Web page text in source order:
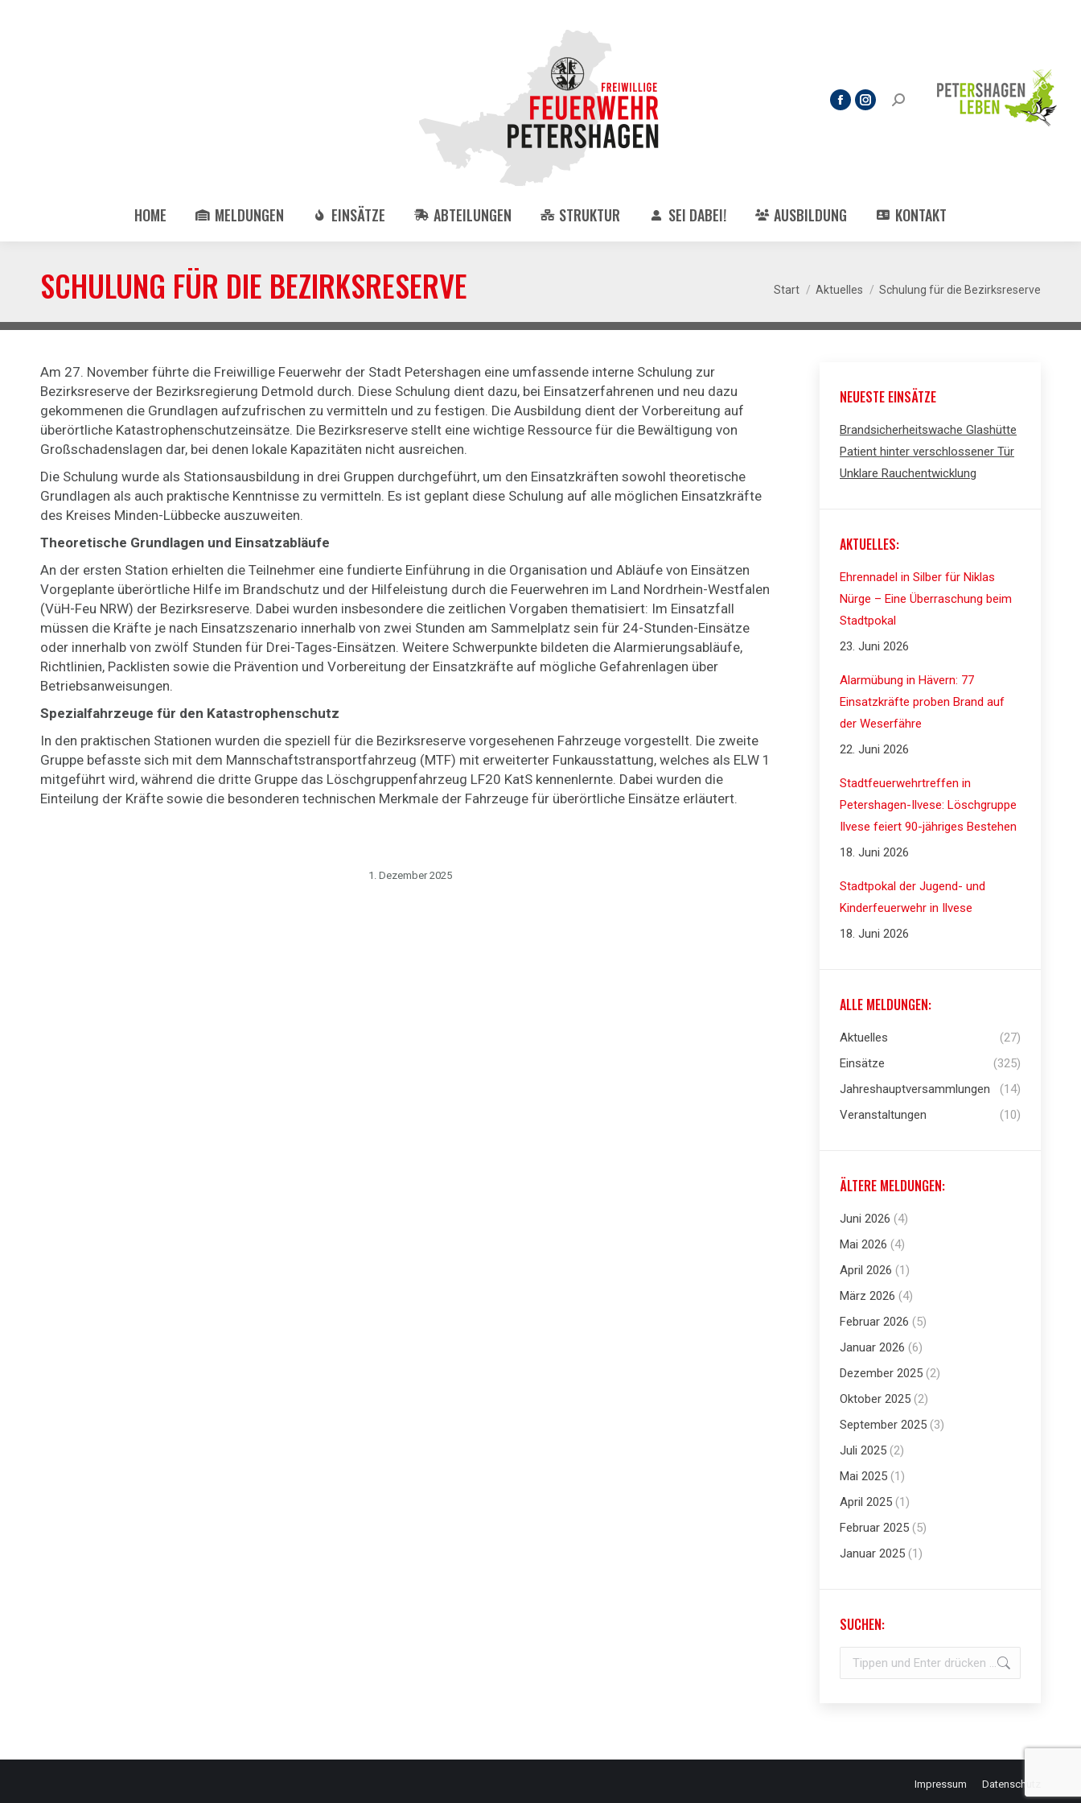
HOME MELDUNGEN EINSÄTZE ABTEILUNGEN STRUKTUR SEI DABEI! AUSBILDUNG KONTAKT
SCHULUNG FÜR DIE BEZIRKSRESERVE Sie befinden sich hier:
Start Aktuelles Schulung für die Bezirksreserve
Am 27. November führte die Freiwillige Feuerwehr der Stadt Petershagen eine umfassende interne Schulung zur
Bezirksreserve der Bezirksregierung Detmold durch. Diese Schulung dient dazu, bei Einsatzerfahrenen und neu dazu
gekommenen die Grundlagen aufzufrischen zu vermitteln und zu festigen. Die Ausbildung dient der Vorbereitung auf
überörtliche Katastrophenschutzeinsätze. Die Bezirksreserve stellt eine wichtige Ressource für die Bewältigung von
Großschadenslagen dar, bei denen lokale Kapazitäten nicht ausreichen.
Die Schulung wurde als Stationsausbildung in drei Gruppen durchgeführt, um den Einsatzkräften sowohl theoretische
Grundlagen als auch praktische Kenntnisse zu vermitteln. Es ist geplant diese Schulung auf alle möglichen Einsatzkräfte
des Kreises Minden-Lübbecke auszuweiten.
Theoretische Grundlagen und Einsatzabläufe
An der ersten Station erhielten die Teilnehmer eine fundierte Einführung in die Organisation und Abläufe von Einsätzen
Vorgeplante überörtliche Hilfe im Brandschutz und der Hilfeleistung durch die Feuerwehren im Land Nordrhein-Westfalen
(VüH-Feu NRW) der Bezirksreserve. Dabei wurden insbesondere die zeitlichen Vorgaben thematisiert: Im Einsatzfall
müssen die Kräfte je nach Einsatzszenario innerhalb von zwei Stunden am Sammelplatz sein für 24-Stunden-Einsätze
oder innerhalb von zwölf Stunden für Drei-Tages-Einsätzen. Weitere Schwerpunkte bildeten die Alarmierungsabläufe,
Richtlinien, Packlisten sowie die Prävention und Vorbereitung der Einsatzkräfte auf mögliche Gefahrenlagen über
Betriebsanweisungen.
Spezialfahrzeuge für den Katastrophenschutz
In den praktischen Stationen wurden die speziell für die Bezirksreserve vorgesehenen Fahrzeuge vorgestellt. Die zweite
Gruppe befasste sich mit dem Mannschaftstransportfahrzeug (MTF) mit erweiterter Funkausstattung, welches als ELW 1
mitgeführt wird, während die dritte Gruppe das Löschgruppenfahrzeug LF20 KatS kennenlernte. Dabei wurden die
Einteilung der Kräfte sowie die besonderen technischen Merkmale der Fahrzeuge für überörtliche Einsätze erläutert.
1. Dezember 2025
NEUESTE EINSÄTZE
Brandsicherheitswache Glashütte
Patient hinter verschlossener Tür
Unklare Rauchentwicklung
AKTUELLES:
Ehrennadel in Silber für Niklas
Nürge – Eine Überraschung beim
Stadtpokal
23. Juni 2026
Alarmübung in Hävern: 77
Einsatzkräfte proben Brand auf
der Weserfähre
22. Juni 2026
Stadtfeuerwehrtreffen in
Petershagen-Ilvese: Löschgruppe
Ilvese feiert 90-jähriges Bestehen
18. Juni 2026
Stadtpokal der Jugend- und
Kinderfeuerwehr in Ilvese
18. Juni 2026
ALLE MELDUNGEN:
Aktuelles
(27)
Einsätze
(325)
Jahreshauptversammlungen
(14)
Veranstaltungen
(10)
ÄLTERE MELDUNGEN:
Juni 2026 (4)
Mai 2026 (4)
April 2026 (1)
März 2026 (4)
Februar 2026 (5)
Januar 2026 (6)
Dezember 2025 (2)
Oktober 2025 (2)
September 2025 (3)
Juli 2025 (2)
Mai 2025 (1)
April 2025 (1)
Februar 2025 (5)
Januar 2025 (1)
SUCHEN:
Search:
Impressum Datenschutz